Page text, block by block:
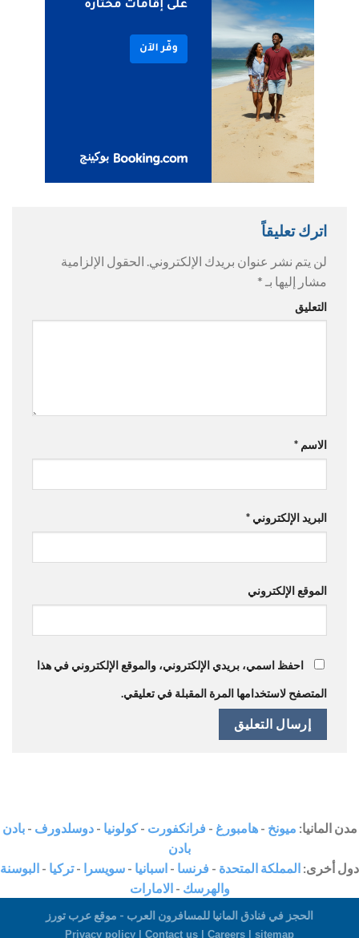
اترك تعليقاً
لن يتم نشر عنوان بريدك الإلكتروني. الحقول الإلزامية
مشار إليها بـ *
التعليق
الاسم *
البريد الإلكتروني *
الموقع الإلكتروني
احفظ اسمي، بريدي الإلكتروني، والموقع الإلكتروني في هذا
المتصفح لاستخدامها المرة المقبلة في تعليقي.
مدن المانيا: ميونخ -هامبورغ - فرانكفورت -كولونيا -دوسلدورف -بادن
بادن
دول أخرى: المملكة المتحدة - فرنسا - اسبانيا - سويسرا -تركيا - البوسنة
والهرسك -الامارات
الحجز في فنادق المانيا للمسافرون العرب - موقع عرب تورز
Privacy policy | Contact us Careers sitemap